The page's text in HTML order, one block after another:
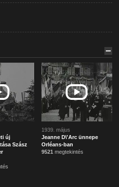
új
Szász
1939. május
Jeanne D\'Arc ünnepe
Orléans-ban
9521 megtekintés